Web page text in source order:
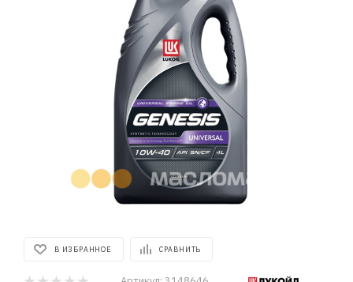
В ИЗБРАННОЕ СРАВНИТЬ